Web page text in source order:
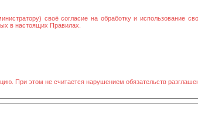
своё согласие на обработку и использование
в настоящих Правилах.
При этом не считается нарушением обязательств